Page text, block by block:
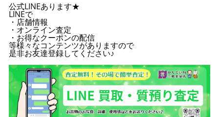
公式LINEあります★
LINEで
・店舗情報
・オンライン査定
・お得なクーポンの配信
等様々なコンテンツがありますので
是非お友達登録してください♪